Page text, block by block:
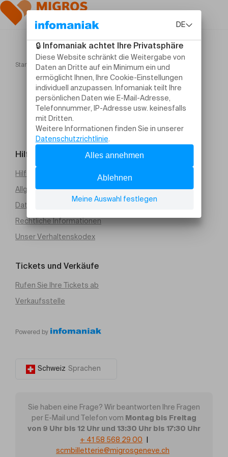
Startseite Masterclass Popping avec Bruce Ykanji
Hilfe und Kontakt
Hilfe erforderlich
Allgemeine Verkaufsbedingungen (PDF)
Datenschutz
Rechtliche Informationen
Unser Verhaltenskodex
Tickets und Verkäufe
Rufen Sie Ihre Tickets ab
Verkaufsstelle
Powered by
Schweiz Sprachen
Sie haben eine Frage? Wir beantworten Ihre Fragen
per E-Mail und Telefon vom Montag bis Freitag
von 9 Uhr bis 12 Uhr und 13:30 Uhr bis 17:30 Uhr
+ 41 58 568 29 00
scmbilletterie@migrosgeneve.ch